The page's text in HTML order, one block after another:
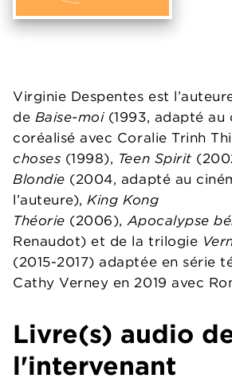
Virginie Despentes est
de Baise-moi(1993, adapté au
coréalisé avec Coralie Trinh
choses (1998), Teen Spirit
Blondie (2004, adapté au
l’auteure),King Kong
Théorie (2006),Apocalypse
Renaudot) et de la trilogie
(2015-2017) adaptée en série
Cathy Verney en 2019 avec
Livre(s) audio
l'intervenant